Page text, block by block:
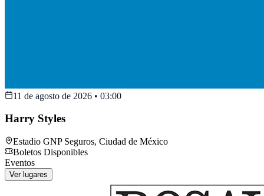
11 de agosto de 2026 • 03:00
Harry Styles
Estadio GNP Seguros, Ciudad de México
Boletos Disponibles
Eventos
Ver lugares